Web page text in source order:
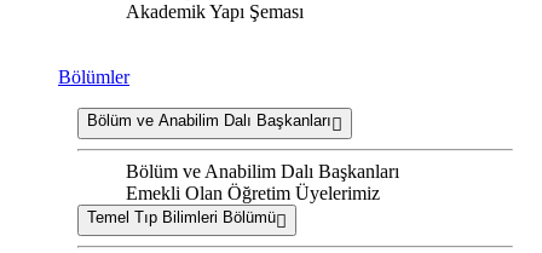
Akademik Yapı Şeması
Bölümler
Bölüm ve Anabilim Dalı Başkanları
Bölüm ve Anabilim Dalı Başkanları
Emekli Olan Öğretim Üyelerimiz
Temel Tıp Bilimleri Bölümü